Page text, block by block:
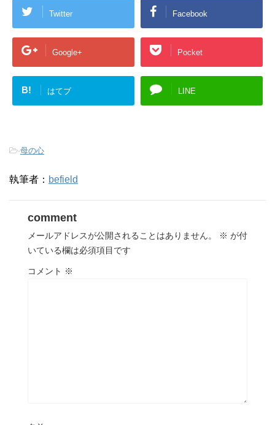
Twitter Facebook
Google+ Pocket
B! はてブ LINE
-母の心
執筆者： befield
comment
メールアドレスが公開されることはありません。 ※ が付
いている欄は必須項目です
コメント ※